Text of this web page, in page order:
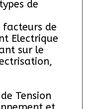
Electrique
Tension